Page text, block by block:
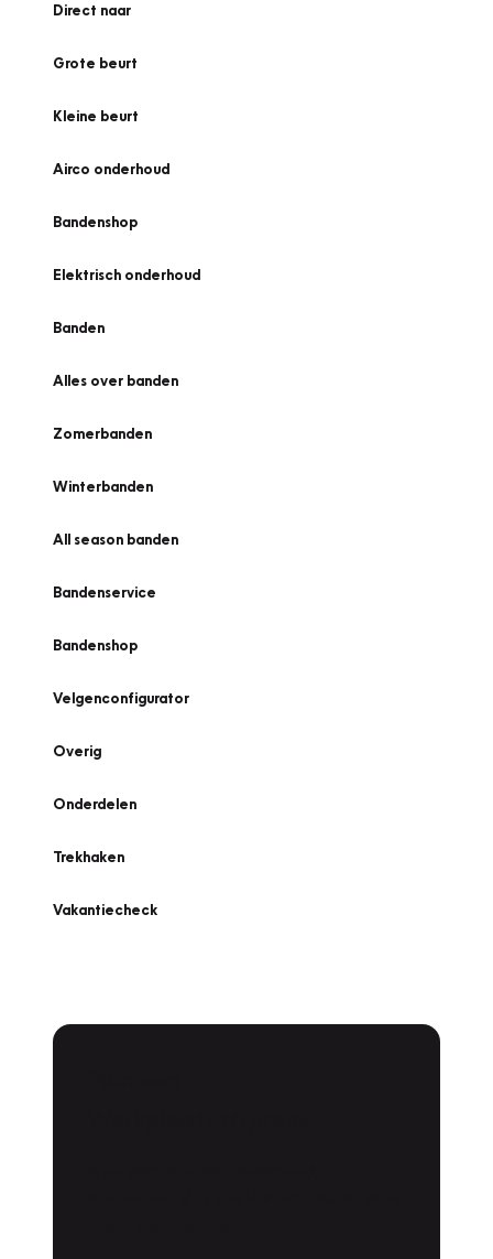
Direct naar
Grote beurt
Kleine beurt
Airco onderhoud
Bandenshop
Elektrisch onderhoud
Banden
Alles over banden
Zomerbanden
Winterbanden
All season banden
Bandenservice
Bandenshop
Velgenconfigurator
Overig
Onderdelen
Trekhaken
Vakantiecheck